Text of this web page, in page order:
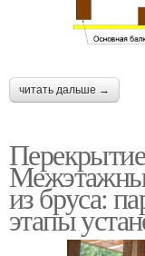
читать дальше →
из бруса:
этапы